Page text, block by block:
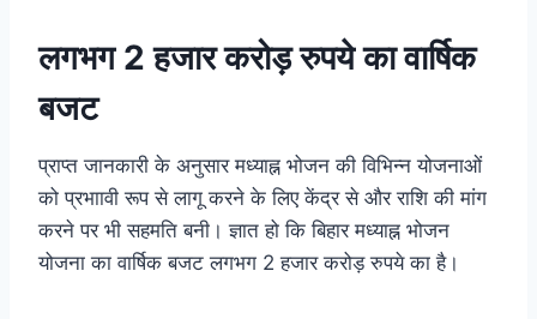
लगभग 2 हजार करोड़ रुपये का वार्षिक
बजट
प्राप्त जानकारी के अनुसार मध्याह्न भोजन की विभिन्न योजनाओं
को प्रभाावी रूप से लागू करने के लिए केंद्र से और राशि की मांग
करने पर भी सहमति बनी। ज्ञात हो कि बिहार मध्याह्न भोजन
योजना का वार्षिक बजट लगभग 2 हजार करोड़ रुपये का है।